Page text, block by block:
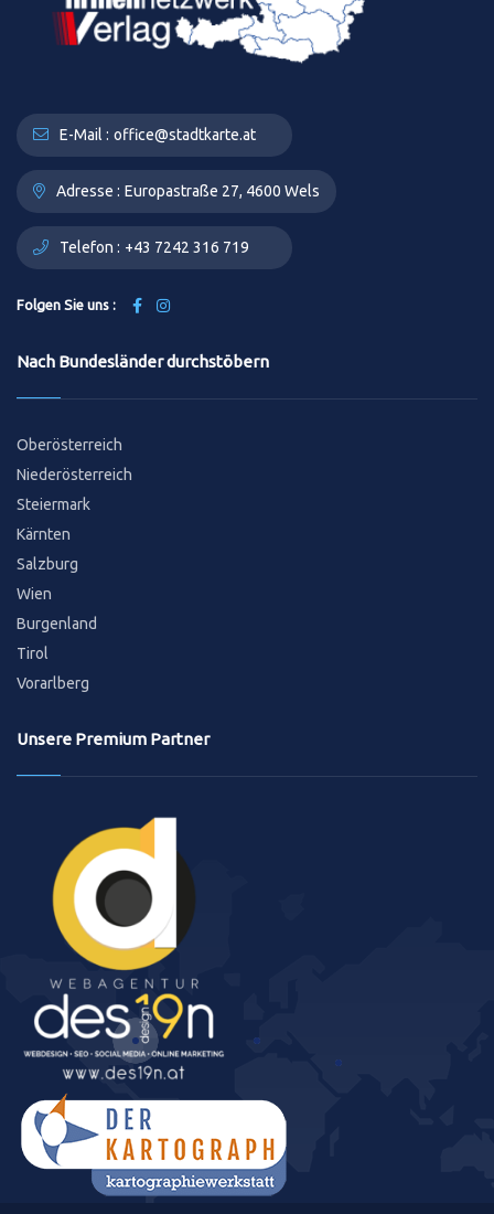
E-Mail : office@stadtkarte.at
Adresse : Europastraße 27, 4600 Wels
Telefon : +43 7242 316 719
Folgen Sie uns :
Nach Bundesländer durchstöbern
Oberösterreich
Niederösterreich
Steiermark
Kärnten
Salzburg
Wien
Burgenland
Tirol
Vorarlberg
Unsere Premium Partner